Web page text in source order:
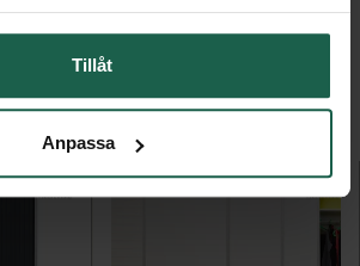
Tillåt
Anpassa
I DENNA KATEGORI